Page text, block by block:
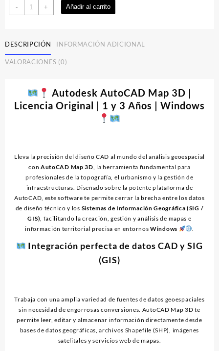
-
Autodesk
AutoCAD
|
Licencia
cantidad
+ Añadir al carrito
DESCRIPCIÓN INFORMACIÓN ADICIONAL
VALORACIONES (0)
Autodesk AutoCAD Map 3D |
Licencia Original | 1 y 3 Años | Windows
Lleva la precisión del diseño CAD al mundo del análisis geoespacial
con AutoCAD Map 3D , la herramienta fundamental para
profesionales de la topografía, el urbanismo y la gestión de
infraestructuras. Diseñado sobre la potente plataforma de
AutoCAD, este software te permite cerrar la brecha entre los datos
de diseño técnico y los Sistemas de Información Geográfica (SIG /
GIS) , facilitando la creación, gestión y análisis de mapas e
información territorial precisa en entornosWindows
Integración perfecta de datos CAD y SIG
(GIS)
Trabaja con una amplia variedad de fuentes de datos geoespaciales
sin necesidad de engorrosas conversiones. AutoCAD Map 3D te
permite leer, editar y almacenar información directamente desde
bases de datos geográficas, archivos Shapefile (SHP), imágenes
satelitales y servicios web de mapas.